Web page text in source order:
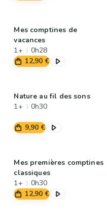
Mes comptines de
vacances
1+
0h28
12,90 €
Nature au fil des sons
1+
0h30
9,90 €
Mes premières comptines
classiques
1+
0h30
12,90 €